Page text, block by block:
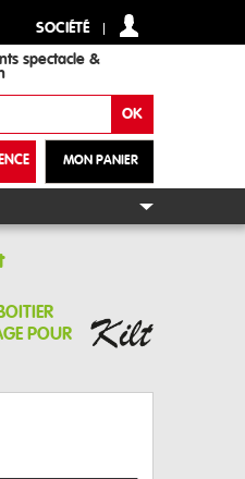
SOCIÉTÉ
spectacle &
MON PANIER
+
POUR